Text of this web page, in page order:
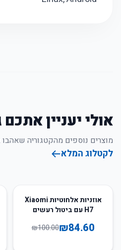
אולי יעניין
מוצרים נוספים מהקטגוריה שאהבו
לקטלוג המלא
15%
אוזניות אלחוטיות Xiaomi
H7 עם ביטול רעשים
₪84.60
₪100.00